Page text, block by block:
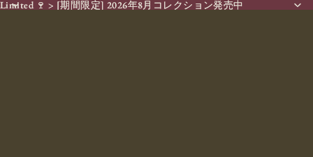
Limited 🍷 > [期間限定] 2026年8月コレクション発売中
Limited 🍷 > [期間限定] 2026年8月コレクション発売中